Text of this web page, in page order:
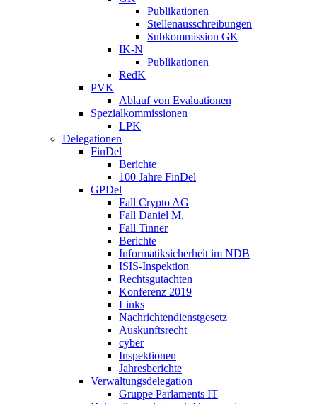
Publikationen
Stellenausschreibungen
Subkommission GK
IK-N
Publikationen
RedK
PVK
Ablauf von Evaluationen
Spezialkommissionen
LPK
Delegationen
FinDel
Berichte
100 Jahre FinDel
GPDel
Fall Crypto AG
Fall Daniel M.
Fall Tinner
Berichte
Informatiksicherheit ­im NDB
ISIS-Inspektion
Rechtsgutachten
Konferenz 2019
Links
Nachrichtendienstgesetz
Auskunftsrecht
cyber
Inspektionen
Jahresberichte
Verwaltungsdelegation
Gruppe Parlaments IT